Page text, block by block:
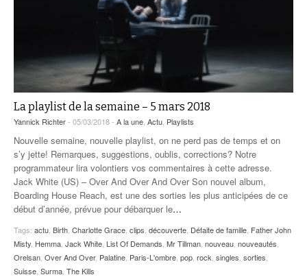
La playlist de la semaine – 5 mars 2018
Yannick Richter- 05/03/2018 - A la une Actu Playlists
Nouvelle semaine, nouvelle playlist, on ne perd pas de temps et on
s’y jette! Remarques, suggestions, oublis, corrections? Notre
programmateur lira volontiers vos commentaires à cette adresse.
Jack White (US) – Over And Over And Over Son nouvel album,
Boarding House Reach, est une des sorties les plus anticipées de ce
début d’année, prévue pour débarquer le…
Tags: actu Birth Charlotte Grace clips découverte Défaite de famille Father John
Misty Hemma Jack White List Of Demands Mr Tillman nouveau nouveautés
Orelsan Over And Over, Palatine Paris-L'ombre pop rock singles sorties
Suisse Surma The Kills